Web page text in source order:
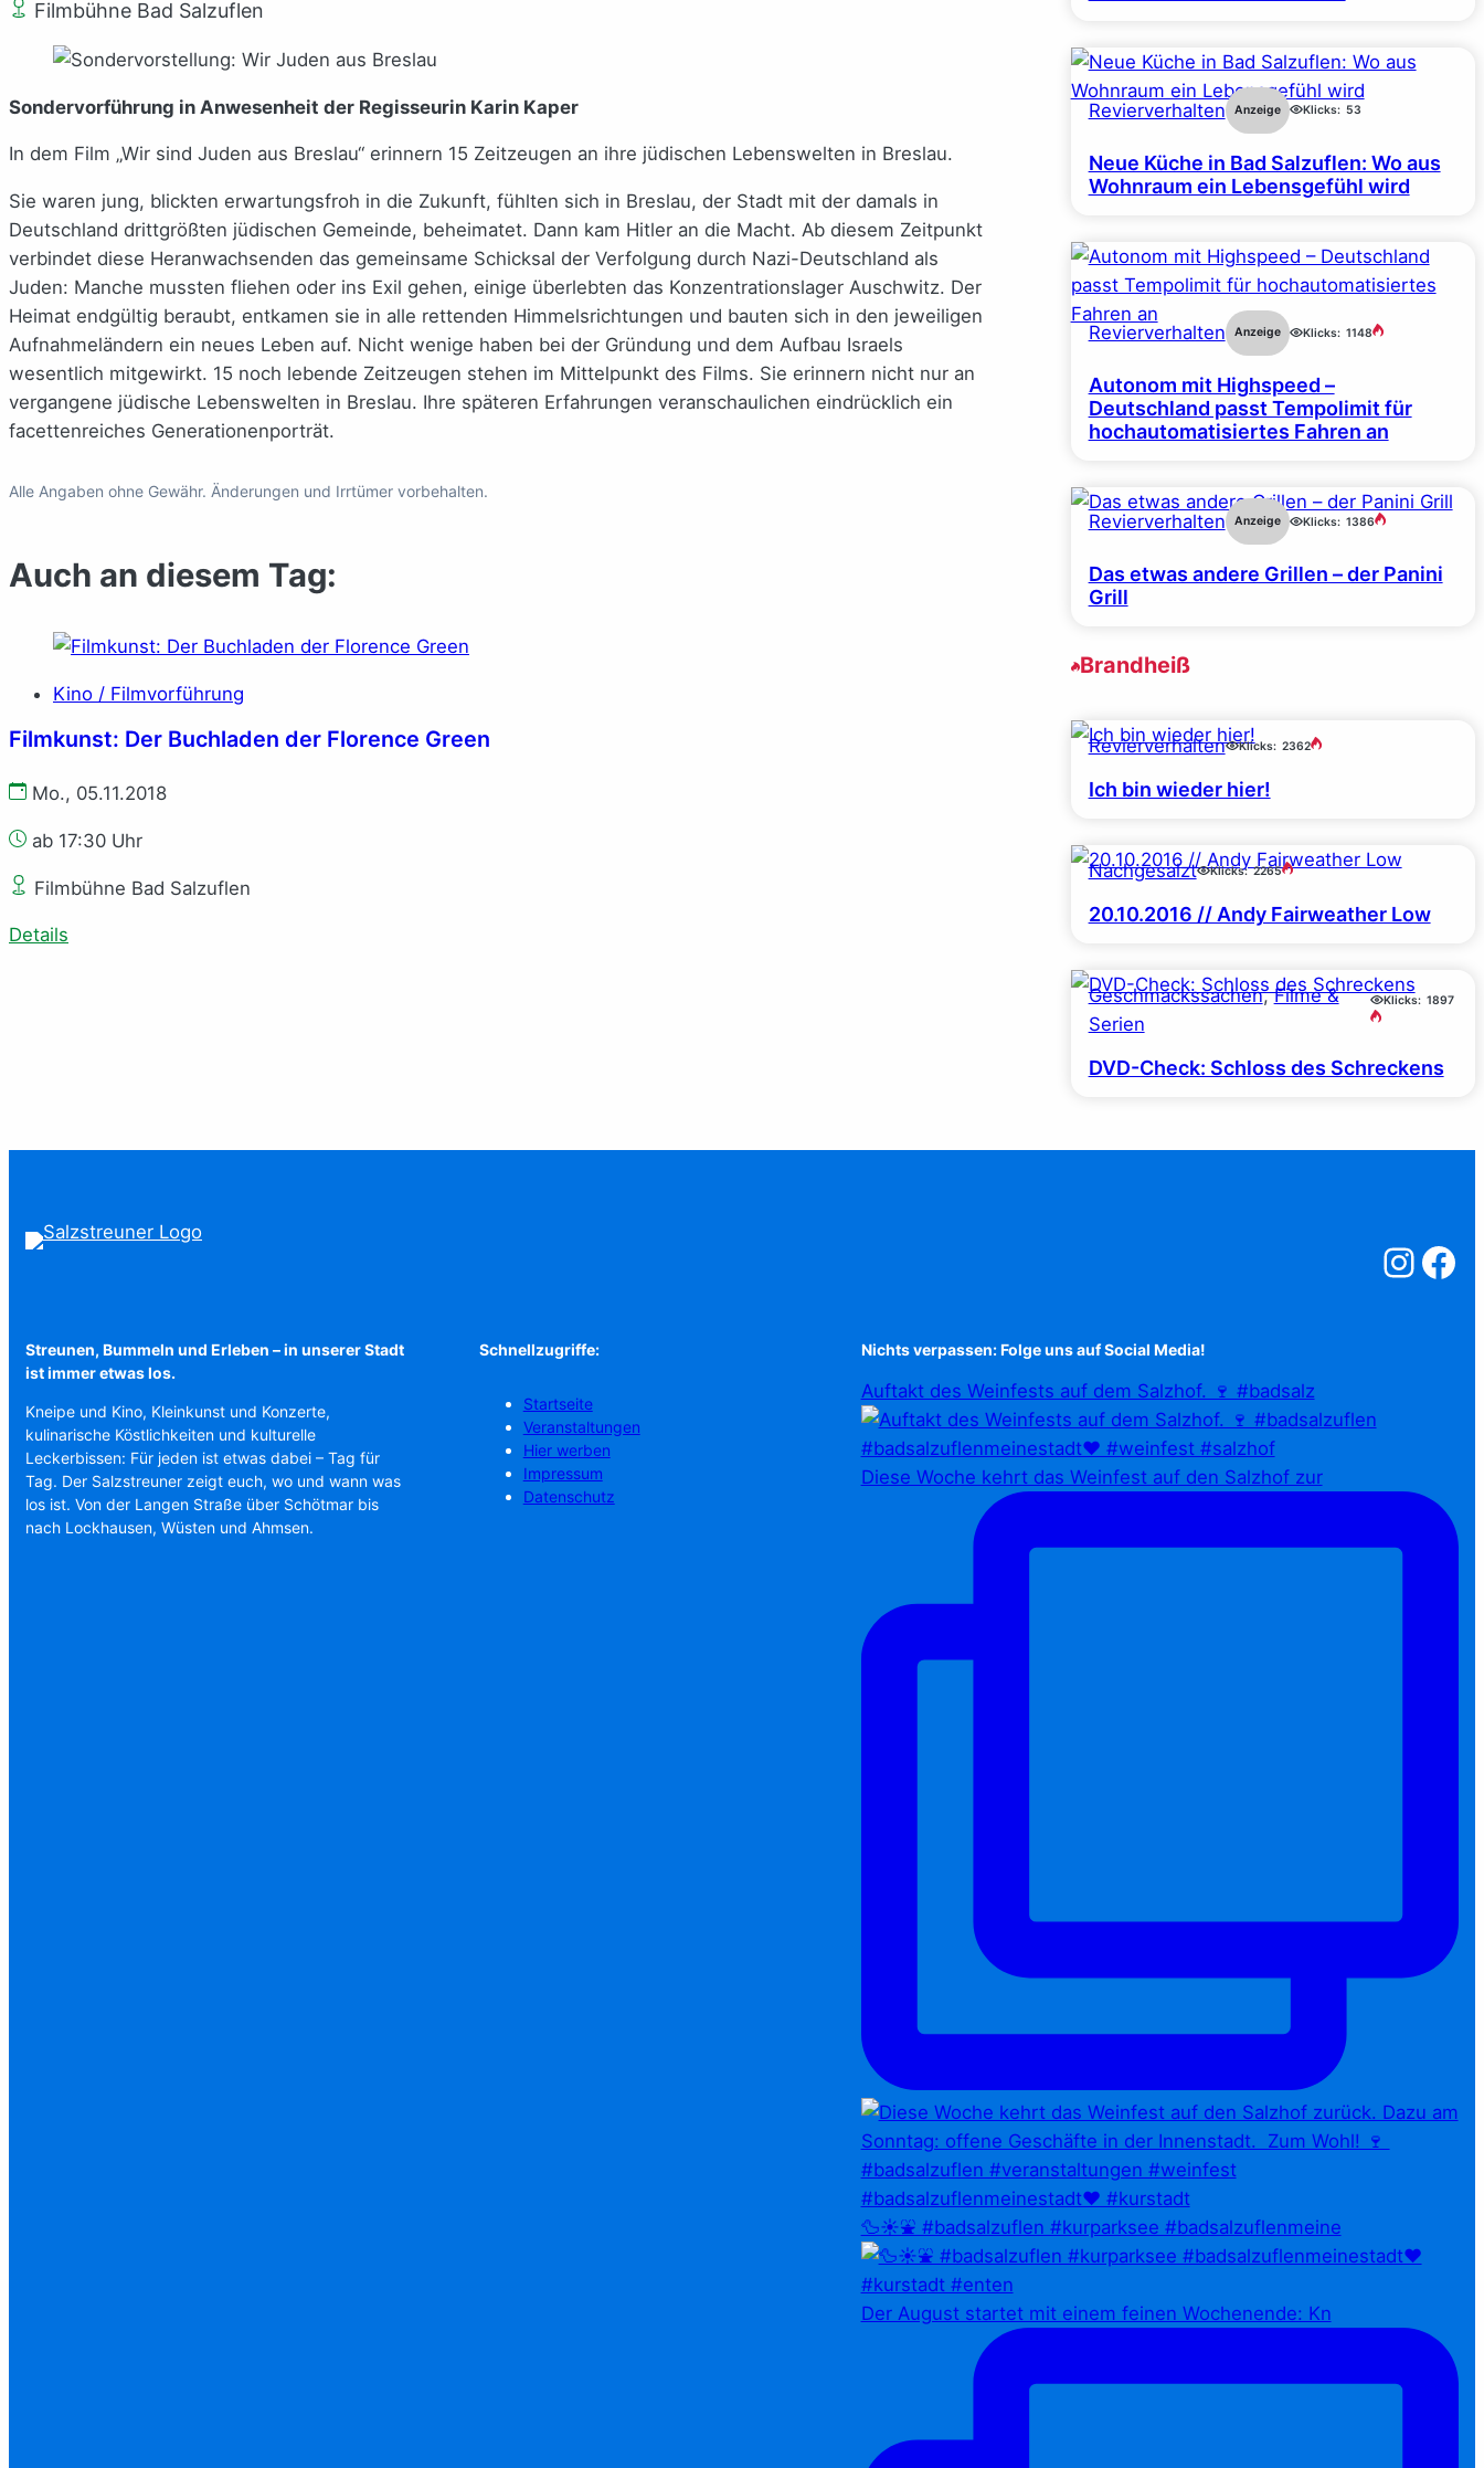
Filmbühne Bad Salzuflen
Sondervorführung in Anwesenheit der Regisseurin Karin Kaper
In dem Film „Wir sind Juden aus Breslau“ erinnern 15 Zeitzeugen an ihre jüdischen Lebenswelten in Breslau.
Sie waren jung, blickten erwartungsfroh in die Zukunft, fühlten sich in Breslau, der Stadt mit der damals in
Deutschland drittgrößten jüdischen Gemeinde, beheimatet. Dann kam Hitler an die Macht. Ab diesem Zeitpunkt
verbindet diese Heranwachsenden das gemeinsame Schicksal der Verfolgung durch Nazi-Deutschland als
Juden: Manche mussten fliehen oder ins Exil gehen, einige überlebten das Konzentrationslager Auschwitz. Der
Heimat endgültig beraubt, entkamen sie in alle rettenden Himmelsrichtungen und bauten sich in den jeweiligen
Aufnahmeländern ein neues Leben auf. Nicht wenige haben bei der Gründung und dem Aufbau Israels
wesentlich mitgewirkt. 15 noch lebende Zeitzeugen stehen im Mittelpunkt des Films. Sie erinnern nicht nur an
vergangene jüdische Lebenswelten in Breslau. Ihre späteren Erfahrungen veranschaulichen eindrücklich ein
facettenreiches Generationenporträt.
Alle Angaben ohne Gewähr. Änderungen und Irrtümer vorbehalten.
Auch an diesem Tag:
Kino / Filmvorführung
Filmkunst: Der Buchladen der Florence Green
Mo., 05.11.2018
ab 17:30 Uhr
Filmbühne Bad Salzuflen
Details
Revierverhalten Anzeige Klicks: 53
Neue Küche in Bad Salzuflen: Wo aus
Wohnraum ein Lebensgefühl wird
Revierverhalten Anzeige Klicks: 1148
Autonom mit Highspeed –
Deutschland passt Tempolimit für
hochautomatisiertes Fahren an
Revierverhalten Anzeige Klicks: 1386
Das etwas andere Grillen – der Panini
Grill
Brandheiß
Revierverhalten Klicks: 2362
Ich bin wieder hier!
Nachgesalzt Klicks: 2265
20.10.2016 // Andy Fairweather Low
Geschmackssachen, Filme &
Serien
Klicks: 1897
DVD-Check: Schloss des Schreckens
Salzstreuner
Streunen, Bummeln und Erleben – in unserer Stadt
ist immer etwas los.
Kneipe und Kino, Kleinkunst und Konzerte,
kulinarische Köstlichkeiten und kulturelle
Leckerbissen: Für jeden ist etwas dabei – Tag für
Tag. Der Salzstreuner zeigt euch, wo und wann was
los ist. Von der Langen Straße über Schötmar bis
nach Lockhausen, Wüsten und Ahmsen.
Schnellzugriffe:
Startseite
Veranstaltungen
Hier werben
Impressum
Datenschutz
Nichts verpassen: Folge uns auf Social Media!
Auftakt des Weinfests auf dem Salzhof. 🍷 #badsalz
Diese Woche kehrt das Weinfest auf den Salzhof zur
🦆☀️⛲ #badsalzuflen #kurparksee #badsalzuflenmeine
Der August startet mit einem feinen Wochenende: Kn